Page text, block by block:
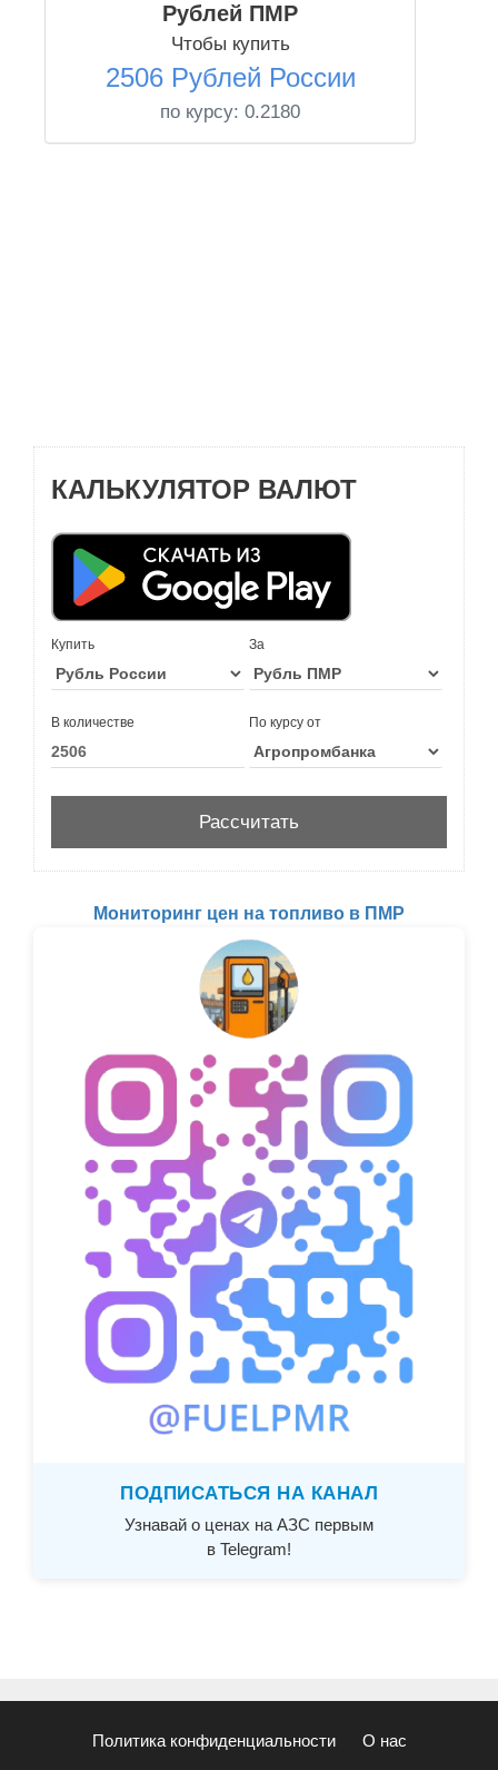
Рублей ПМР
Чтобы купить
2506 Рублей России
по курсу: 0.2180
КАЛЬКУЛЯТОР ВАЛЮТ
Купить За
В количестве По курсу от
Мониторинг цен на топливо в ПМР
ПОДПИСАТЬСЯ НА КАНАЛ
Узнавай о ценах на АЗС первым
в Telegram!
Политика конфиденциальности О нас